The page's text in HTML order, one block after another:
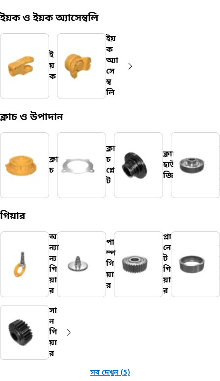
ইয়ক ও ইয়ক অ্যাসেম্বলি
ই
য়
ক
ইয়
ক
অ্যা
সে
ম্ব
লি
ক্লাচ ও উপাদান
ক্লা
চ
ক্লা
চ
প্লে
ট
ক্লাচ
হাউ
জিং
গিয়ার
অ
ন্যা
ন্য
গি
য়া
র
পা
ম্প
গি
য়া
র
প্লা
নে
ট
গি
য়া
র
সা
ন
গি
য়া
র
সব দেখুন (5)